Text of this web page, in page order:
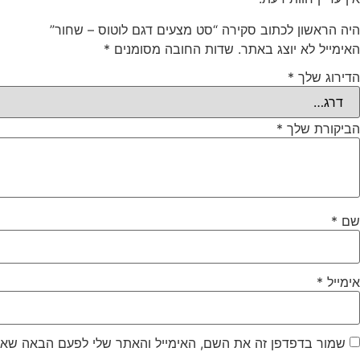
היה הראשון לכתוב סקירה “סט מצעים דגם לוטוס – שחור”
האימייל לא יוצג באתר. שדות החובה מסומנים *
הדירוג שלך *
הביקורת שלך *
שם *
אימייל *
שמור בדפדפן זה את השם, האימייל והאתר שלי לפעם הבאה